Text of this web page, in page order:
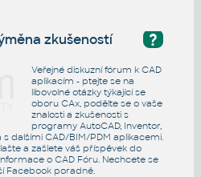
?
zkušeností
Veřejné diskuzní fórum k CAD
aplikacím - ptejte se na
libovolné otázky týkající se
oboru CAx, podělte se o vaše
znalosti a zkušenosti s
programy AutoCAD, Inventor,
s dalšími CAD/BIM/PDM aplikacemi.
a zašlete váš příspěvek do
o CAD Fóru. Nechcete se
Facebook poradně.